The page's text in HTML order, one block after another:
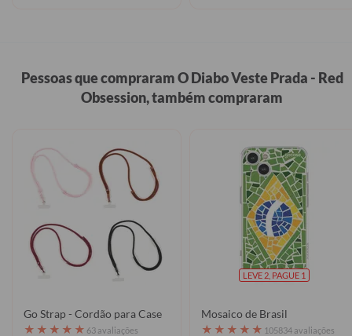
Pessoas que compraram O Diabo Veste Prada - Red
Obsession, também compraram
Go Strap - Cordão para Case
★ ★ ★ ★ ★ 63 avaliações
LEVE 2, PAGUE 1
Mosaico de Brasil
★ ★ ★ ★ ★ 105834 avaliações